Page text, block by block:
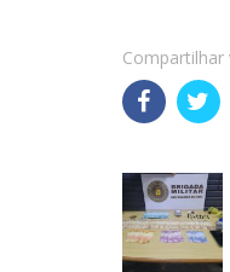
Compartilhar